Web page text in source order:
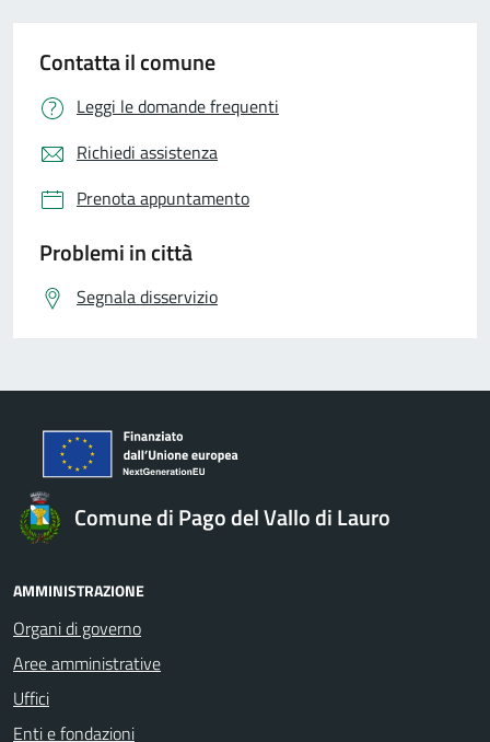
Contatta il comune
Leggi le domande frequenti
Richiedi assistenza
Prenota appuntamento
Problemi in città
Segnala disservizio
Comune di Pago del Vallo di Lauro
AMMINISTRAZIONE
Organi di governo
Aree amministrative
Uffici
Enti e fondazioni